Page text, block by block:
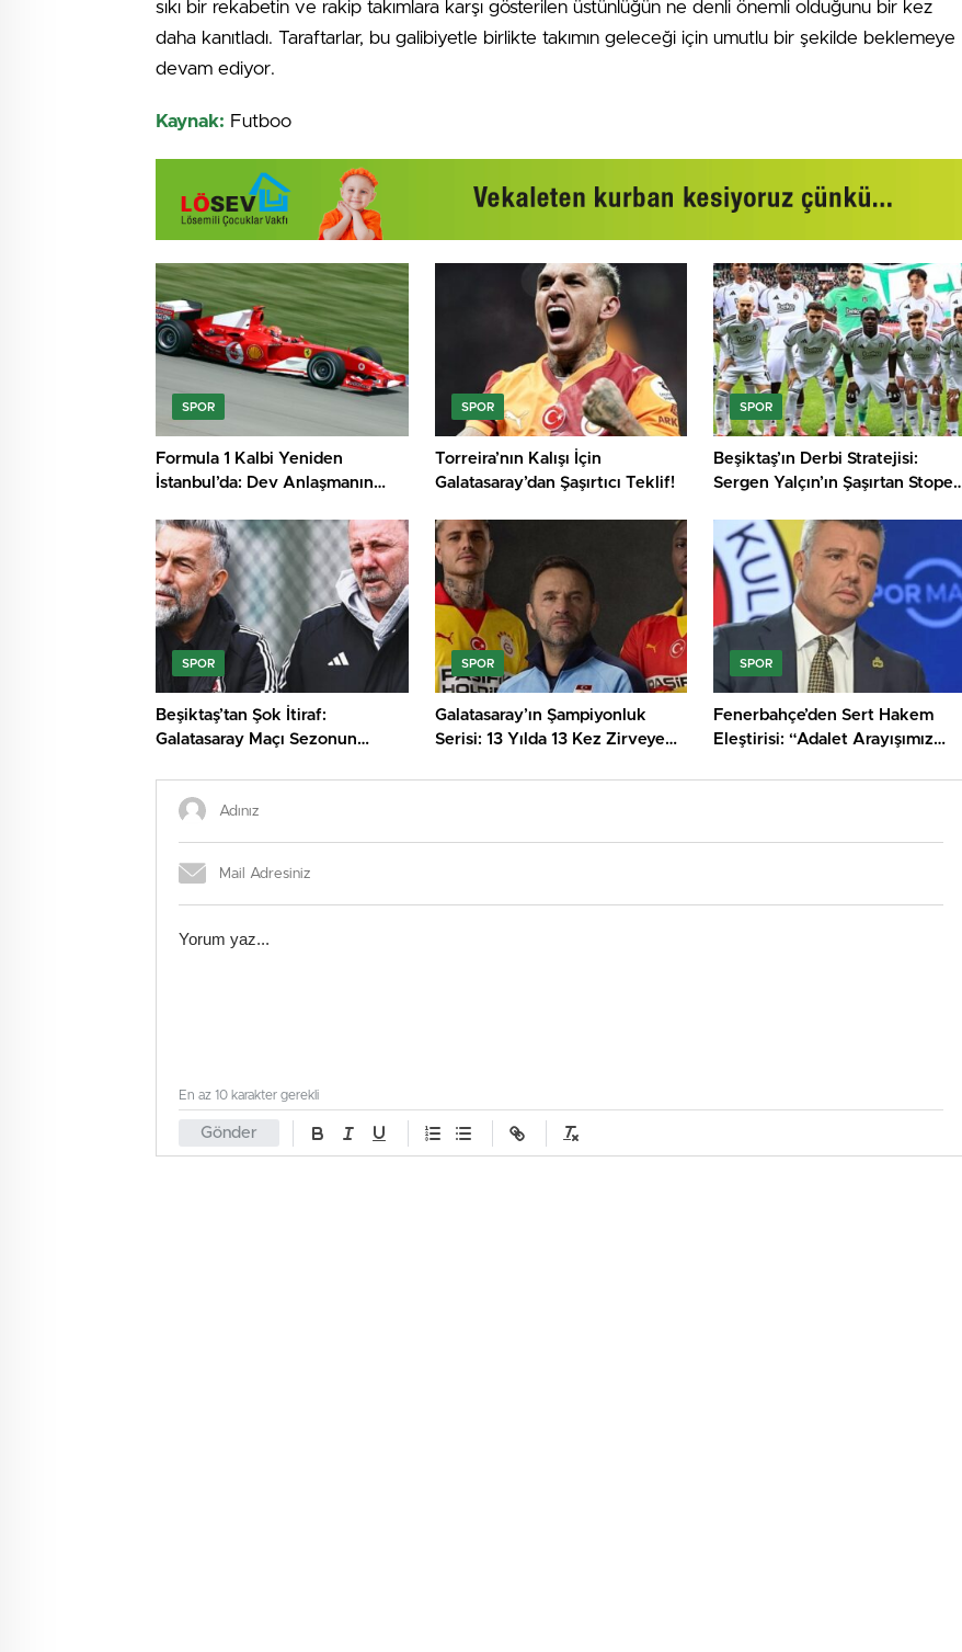
sıkı bir rekabetin ve rakip takımlara karşı gösterilen üstünlüğün ne denli önemli olduğunu bir kez
daha kanıtladı. Taraftarlar, bu galibiyetle birlikte takımın geleceği için umutlu bir şekilde beklemeye
devam ediyor.
Kaynak: Futboo
SPOR
Formula 1 Kalbi Yeniden
İstanbul’da: Dev Anlaşmanın
SPOR
Torreira’nın Kalışı İçin
Galatasaray’dan Şaşırtıcı Teklif!
SPOR
Beşiktaş’ın Derbi Stratejisi:
Sergen Yalçın’ın Şaşırtan Stoper
SPOR
Beşiktaş’tan Şok İtiraf:
Galatasaray Maçı Sezonun
SPOR
Galatasaray’ın Şampiyonluk
Serisi: 13 Yılda 13 Kez Zirveye
SPOR
Fenerbahçe’den Sert Hakem
Eleştirisi: “Adalet Arayışımız
Gönder
En az 10 karakter gerekli